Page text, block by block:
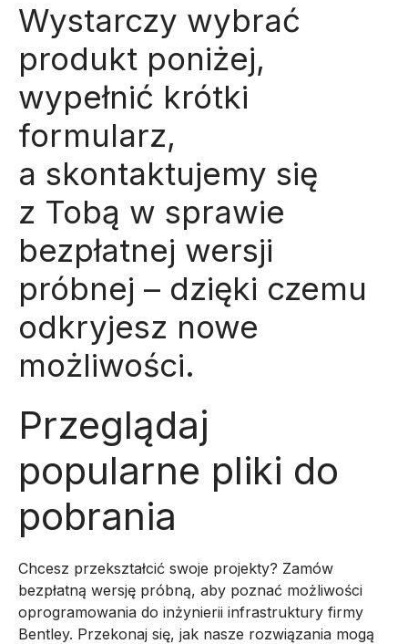
Wystarczy wybrać
produkt poniżej,
wypełnić krótki
formularz,
a skontaktujemy się
z Tobą w sprawie
bezpłatnej wersji
próbnej – dzięki czemu
odkryjesz nowe
możliwości.
Przeglądaj
popularne pliki do
pobrania
Chcesz przekształcić swoje projekty? Zamów
bezpłatną wersję próbną, aby poznać możliwości
oprogramowania do inżynierii infrastruktury firmy
Bentley. Przekonaj się, jak nasze rozwiązania mogą